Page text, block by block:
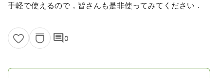
手軽で使えるので，皆さんも是非使ってみてください．
comment0